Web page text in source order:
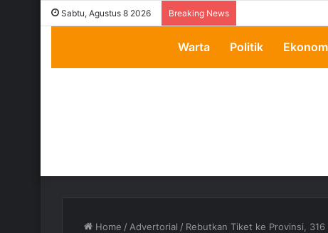
Sabtu, Agustus 8 2026 Breaking News
Warta Politik
Home / Advertorial / Rebutkan Tiket ke Provinsi,